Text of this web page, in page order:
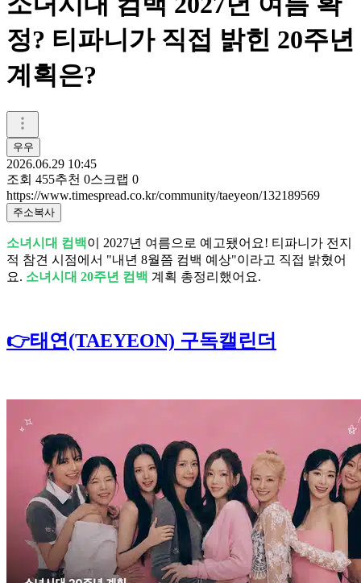
정? 티파니가 직접 밝힌 20주년
계획은?
우우
2026.06.29 10:45
조회 455추천 0스크랩 0
https://www.timespread.co.kr/community/taeyeon/132189569
주소복사
소녀시대 컴백이 2027년 여름으로 예고됐어요! 티파니가 전지
적 참견 시점에서 "내년 8월쯤 컴백 예상"이라고 직접 밝혔어
요. 소녀시대 20주년 컴백 계획 총정리했어요.
👉태연(TAEYEON) 구독캘린더